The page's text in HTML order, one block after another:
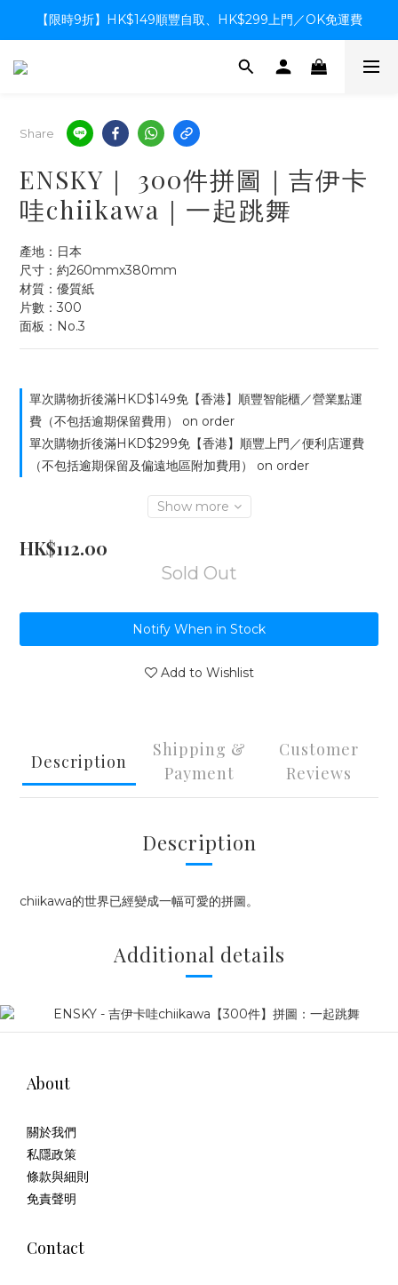
【限時9折】HK$149順豐自取、HK$299上門／OK免運費
【限時9折】HK$149順豐自取、HK$299上門／OK免運費
支付系統升級中，暫停信用卡支付至8月中，造成不便感謝諒解
Share
ENSKY｜ 300件拼圖｜吉伊卡
哇chiikawa｜一起跳舞
產地：日本
尺寸：約260mmx380mm
材質：優質紙
片數：300
面板：No.3
單次購物折後滿HKD$149免【香港】順豐智能櫃／營業點運
費（不包括逾期保留費用） on order
單次購物折後滿HKD$299免【香港】順豐上門／便利店運費
（不包括逾期保留及偏遠地區附加費用） on order
Show more
HK$112.00
Sold Out
Notify When in Stock
Add to Wishlist
Description
Shipping &
Payment
Customer
Reviews
Description
chiikawa的世界已經變成一幅可愛的拼圖。
Additional details
About
關於我們
私隱政策
條款與細則
免責聲明
Contact